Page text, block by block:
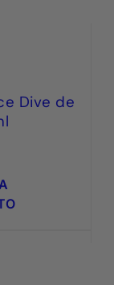
Dive de